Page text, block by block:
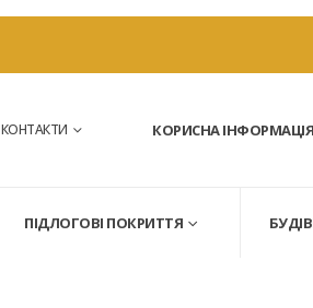
КОНТАКТИ КОРИСНА ІНФОРМАЦІЯ
ПІДЛОГОВІ ПОКРИТТЯ